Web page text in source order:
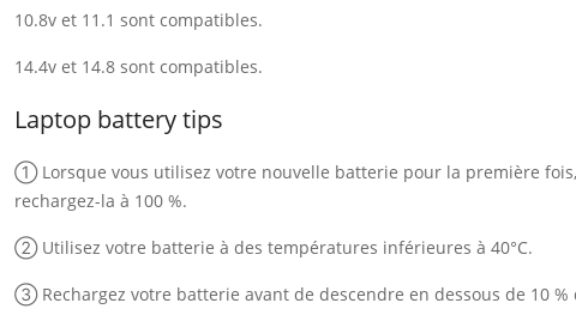
10.8v et 11.1 sont compatibles.
14.4v et 14.8 sont compatibles.
Laptop battery tips
① Lorsque vous utilisez votre nouvelle batterie pour la première
rechargez-la à 100 %.
② Utilisez votre batterie à des températures inférieures à 40°C.
③ Rechargez votre batterie avant de descendre en dessous de 10 %